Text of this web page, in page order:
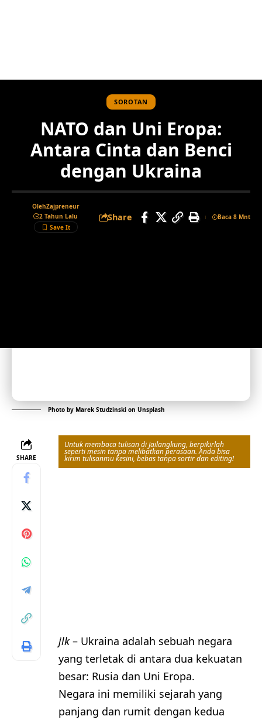
SOROTAN
NATO dan Uni Eropa:
Antara Cinta dan Benci
dengan Ukraina
OlehZajpreneur
2 Tahun Lalu
Share Baca 8 Mnt
Photo by Marek Studzinski on Unsplash
SHARE
Untuk membaca tulisan di Jailangkung, berpikirlah
seperti mesin tanpa melibatkan perasaan. Anda bisa
kirim tulisanmu kesini, bebas tanpa sortir dan editing!
jlk– Ukraina adalah sebuah negara
yang terletak di antara dua kekuatan
besar: Rusia dan Uni Eropa.
Negara ini memiliki sejarah yang
panjang dan rumit dengan kedua